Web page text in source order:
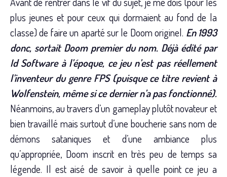
plus jeunes et pour ceux qui dormaient au fond de la
classe) de faire un aparté sur le Doom originel. En 1993
donc, sortait Doom premier du nom. Déjà édité par
Id Software à l’époque, ce jeu n’est pas réellement
l’inventeur du genre FPS (puisque ce titre revient à
Wolfenstein, même si ce dernier n’a pas fonctionné).
Néanmoins, au travers d’un gameplay plutôt novateur et
bien travaillé mais surtout d’une boucherie sans nom de
démons sataniques et d’une ambiance plus
qu’appropriée, Doom inscrit en très peu de temps sa
légende. Il est aisé de savoir à quelle point ce jeu a